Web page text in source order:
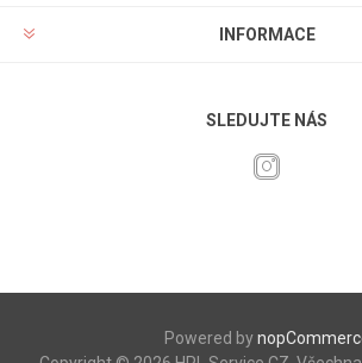
INFORMACE
SLEDUJTE NÁS
Powered by